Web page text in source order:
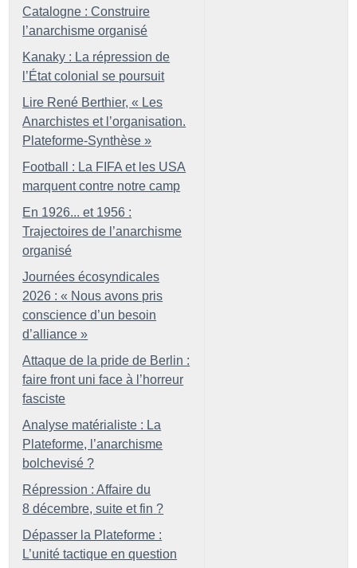
Catalogne : Construire
l’anarchisme organisé
Kanaky : La répression de
l’État colonial se poursuit
Lire René Berthier, « Les
Anarchistes et l’organisation.
Plateforme-Synthèse »
Football : La FIFA et les USA
marquent contre notre camp
En 1926... et 1956 :
Trajectoires de l’anarchisme
organisé
Journées écosyndicales
2026 : « Nous avons pris
conscience d’un besoin
d’alliance »
Attaque de la pride de Berlin :
faire front uni face à l’horreur
fasciste
Analyse matérialiste : La
Plateforme, l’anarchisme
bolchevisé ?
Répression : Affaire du
8 décembre, suite et fin ?
Dépasser la Plateforme :
L’unité tactique en question